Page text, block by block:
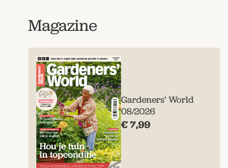
Magazine
Gardeners’ World
08/2026
€ 7,99